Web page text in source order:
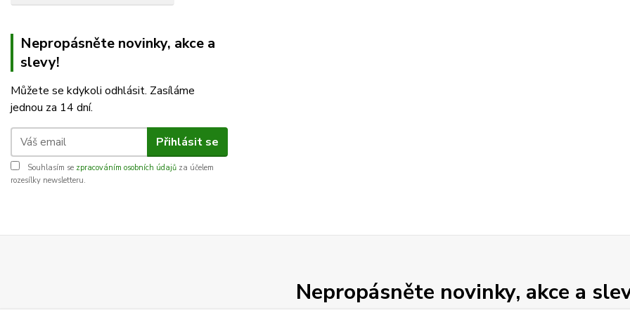
Nepropásněte novinky, akce a
slevy!
Můžete se kdykoli odhlásit. Zasíláme
jednou za 14 dní.
Přihlásit se
Souhlasím se zpracováním osobních údajů za účelem
rozesílky newsletteru.
Nepropásněte novinky, akce a